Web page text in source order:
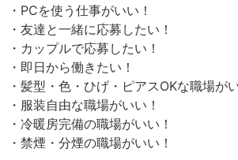
・PCを使う仕事がいい！
・友達と一緒に応募したい！
・カップルで応募したい！
・即日から働きたい！
・髪型・色・ひげ・ピアスOKな職場が
・服装自由な職場がいい！
・冷暖房完備の職場がいい！
・禁煙・分煙の職場がいい！